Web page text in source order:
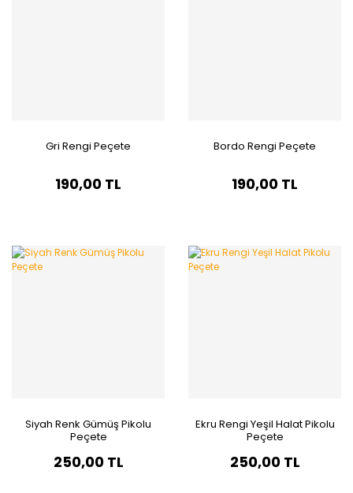
Gri Rengi Peçete
190,00 TL
Bordo Rengi Peçete
190,00 TL
Siyah Renk Gümüş Pikolu
Peçete
250,00 TL
Ekru Rengi Yeşil Halat Pikolu
Peçete
250,00 TL